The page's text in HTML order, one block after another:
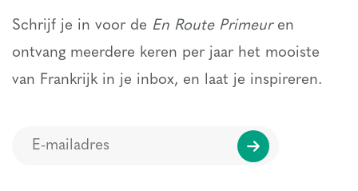
Schrijf je in voor de En Route Primeuren
ontvang meerdere keren per jaar het mooiste
van Frankrijk in je inbox, en laat je inspireren.